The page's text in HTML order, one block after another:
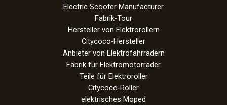
Electric Scooter Manufacturer
Fabrik-Tour
Hersteller von Elektrorollern
Citycoco-Hersteller
Anbieter von Elektrofahrrädern
Fabrik für Elektromotorräder
Teile für Elektroroller
Citycoco-Roller
elektrisches Moped